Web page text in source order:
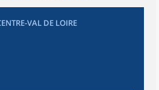
VAL DE LOIRE